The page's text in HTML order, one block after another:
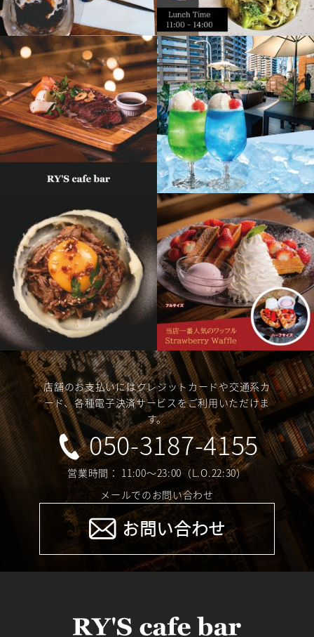
店舗のお支払いにはクレジットカードや交通系カ
ード、各種電子決済サービスをご利用いただけま
す。
050-3187-4155
営業時間： 11:00～23:00（L.O.22:30）
メールでのお問い合わせ
お問い合わせ